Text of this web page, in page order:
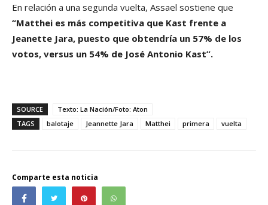
En relación a una segunda vuelta, Assael sostiene que
“Matthei es más competitiva que Kast frente a
Jeanette Jara, puesto que obtendría un 57% de los
votos, versus un 54% de José Antonio Kast”.
SOURCE
Texto: La Nación/Foto: Aton
TAGS
balotaje Jeannette Jara Matthei primera vuelta
Comparte esta noticia